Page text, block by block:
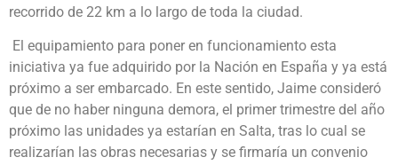
recorrido de 22 km a lo largo de toda la ciudad.
El equipamiento para poner en funcionamiento esta
iniciativa ya fue adquirido por la Nación en España y ya está
próximo a ser embarcado. En este sentido, Jaime consideró
que de no haber ninguna demora, el primer trimestre del año
próximo las unidades ya estarían en Salta, tras lo cual se
realizarían las obras necesarias y se firmaría un convenio